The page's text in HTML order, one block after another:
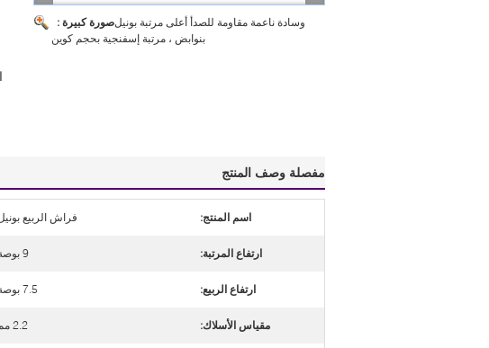
صورة كبيرة :وسادة ناعمة مقاومة للصدأ أعلى مرتبة بونيل
بنوابض ، مرتبة إسفنجية بحجم كوين
مفصلة وصف المنتج
اسم المنتج: فراش الربيع
ارتفاع المرتبة: 9 بوصة
ارتفاع الربيع: 7.5 بوصة
مقياس الأسلاك: 2.2 مم